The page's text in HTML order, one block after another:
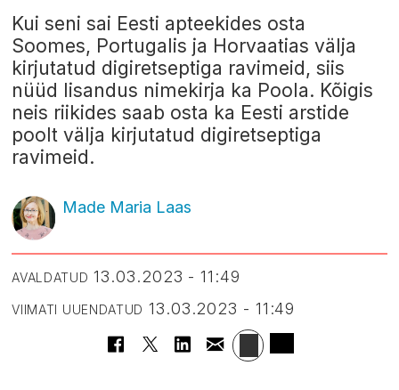
Kui seni sai Eesti apteekides osta
Soomes, Portugalis ja Horvaatias välja
kirjutatud digiretseptiga ravimeid, siis
nüüd lisandus nimekirja ka Poola. Kõigis
neis riikides saab osta ka Eesti arstide
poolt välja kirjutatud digiretseptiga
ravimeid.
Made Maria Laas
AVALDATUD 13.03.2023 - 11:49
VIIMATI UUENDATUD 13.03.2023 - 11:49